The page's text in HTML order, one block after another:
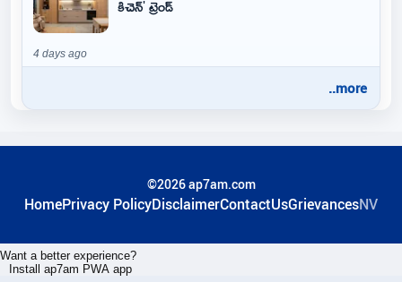
కిచెన్' ట్రెండ్
4 days ago
..more
©2026 ap7am.com
HomePrivacy PolicyDisclaimerContactUsGrievancesNV
Want a better experience?
Install ap7am PWA app